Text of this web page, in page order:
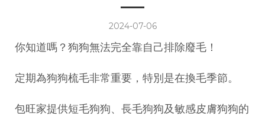
2024-07-06
你知道嗎？狗狗無法完全靠自己排除廢毛！
定期為狗狗梳毛非常重要，特別是在換毛季節。
包旺家提供短毛狗狗、長毛狗狗及敏感皮膚狗狗的